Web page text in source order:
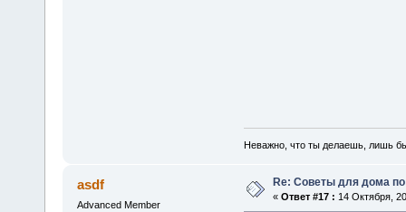
Неважно, что ты делаешь, лишь
asdf
Advanced Member
Re: Советы для дома по
« Ответ #17 : 14 Октября,